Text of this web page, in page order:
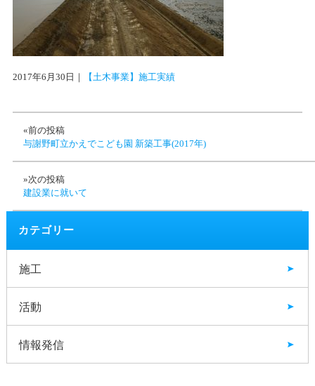
2017年6月30日 ｜ 【土木事業】施工実績
«前の投稿
与謝野町立かえでこども園 新築工事(2017年)
»次の投稿
建設業に就いて
カテゴリー
施工
活動
情報発信